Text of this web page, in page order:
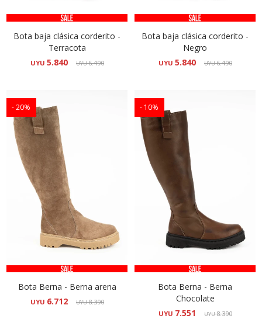
Bota baja clásica corderito -
Terracota
UYU 5.840 UYU6.490
Bota baja clásica corderito -
Negro
UYU 5.840 UYU6.490
20
Bota Berna - Berna arena
UYU 6.712 UYU8.390
10
Bota Berna - Berna
Chocolate
UYU 7.551 UYU8.390